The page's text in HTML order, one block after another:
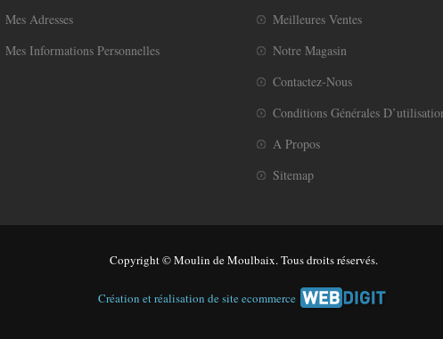
Mes Adresses
Mes Informations Personnelles
Meilleures Ventes
Notre Magasin
Contactez-Nous
Conditions Générales
A Propos
Sitemap
Copyright © Moulin de Moulbaix. Tous droits réservés.
Création et réalisation de site ecommerce